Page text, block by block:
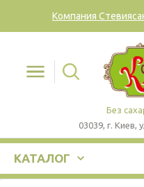
Компания
Без
03039, г. Киев,
КАТАЛОГ